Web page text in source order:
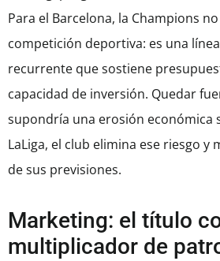
Para el Barcelona, la Champions
competición deportiva: es una
recurrente que sostiene
capacidad de inversión. Quedar
supondría una erosión económica
LaLiga, el club elimina ese riesgo y
de sus previsiones.
Marketing: el título
multiplicador de